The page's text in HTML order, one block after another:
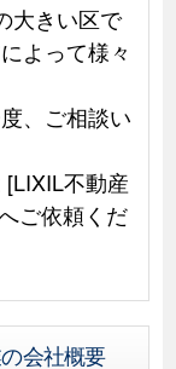
大きい区で
よって様々
、ご相談い
不動産
ご依頼くだ
会社概要